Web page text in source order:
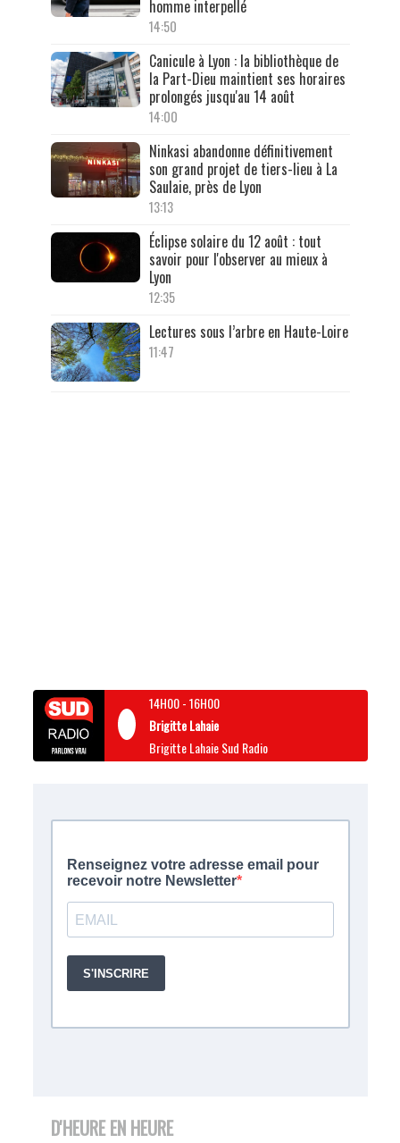
homme interpellé
14:50
Canicule à Lyon : la bibliothèque de
la Part-Dieu maintient ses horaires
prolongés jusqu'au 14 août
14:00
Ninkasi abandonne définitivement
son grand projet de tiers-lieu à La
Saulaie, près de Lyon
13:13
Éclipse solaire du 12 août : tout
savoir pour l'observer au mieux à
Lyon
12:35
Lectures sous l’arbre en Haute-Loire
11:47
14H00-16H00
Brigitte Lahaie
Brigitte Lahaie Sud Radio
D'HEURE EN HEURE